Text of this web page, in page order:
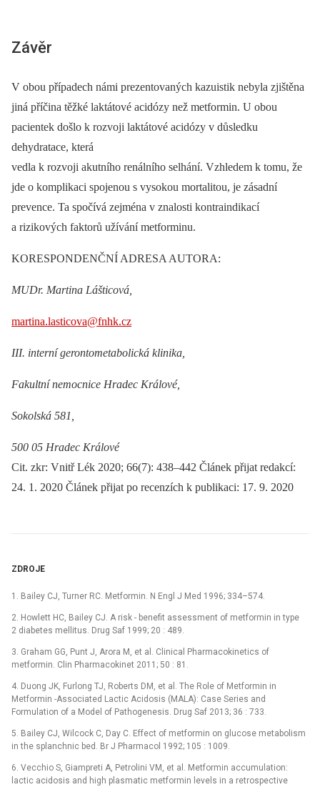
Závěr
V obou případech námi prezentovaných kazuistik nebyla zjištěna
jiná příčina těžké laktátové acidózy než metformin. U obou
pacientek došlo k rozvoji laktátové acidózy v důsledku
dehydratace, která
vedla k rozvoji akutního renálního selhání. Vzhledem k tomu, že
jde o komplikaci spojenou s vysokou mortalitou, je zásadní
prevence. Ta spočívá zejména v znalosti kontraindikací
a rizikových faktorů užívání metforminu.
KORESPONDENČNÍ ADRESA AUTORA:
MUDr. Martina Lášticová,
martina.lasticova@fnhk.cz
III. interní gerontometabolická klinika,
Fakultní nemocnice Hradec Králové,
Sokolská 581,
500 05 Hradec Králové
Cit. zkr: Vnitř Lék 2020; 66(7): 438–442 Článek přijat redakcí:
24. 1. 2020 Článek přijat po recenzích k publikaci: 17. 9. 2020
ZDROJE
1. Bailey CJ, Turner RC. Metformin. N Engl J Med 1996; 334–574.
2. Howlett HC, Bailey CJ. A risk -⁠ benefit assessment of metformin in type
2 diabetes mellitus. Drug Saf 1999; 20 : 489.
3. Graham GG, Punt J, Arora M, et al. Clinical Pharmacokinetics of
metformin. Clin Pharmacokinet 2011; 50 : 81.
4. Duong JK, Furlong TJ, Roberts DM, et al. The Role of Metformin in
Metformin -Associated Lactic Acidosis (MALA): Case Series and
Formulation of a Model of Pathogenesis. Drug Saf 2013; 36 : 733.
5. Bailey CJ, Wilcock C, Day C. Effect of metformin on glucose metabolism
in the splanchnic bed. Br J Pharmacol 1992; 105 : 1009.
6. Vecchio S, Giampreti A, Petrolini VM, et al. Metformin accumulation:
lactic acidosis and high plasmatic metformin levels in a retrospective